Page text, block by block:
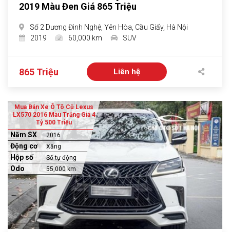
2019 Màu Đen Giá 865 Triệu
Số 2 Dương Đình Nghệ, Yên Hòa, Cầu Giấy, Hà Nội
2019
60,000 km SUV
865 Triệu Liên hệ
Mua Bán Xe Ô Tô Cũ Lexus
LX570 2016 Màu Trắng Giá 4
Tỷ 500 Triệu
Năm SX 2016
Động cơ Xăng
Hộp số Số tự động
Odo 55,000 km